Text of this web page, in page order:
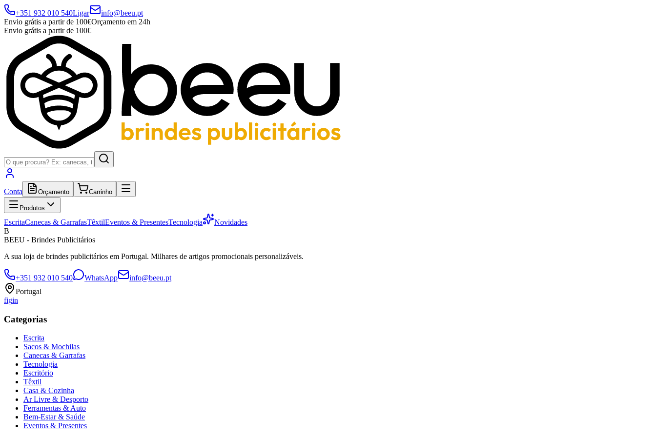
+351 932 010 540Ligar
info@beeu.pt
Envio grátis a partir de 100€Orçamento em 24h
Envio grátis a partir de 100€
Conta Orçamento Carrinho
Produtos
EscritaCanecas & GarrafasTêxtilEventos & PresentesTecnologia
Novidades
B
BEEU - Brindes Publicitários
A sua loja de brindes publicitários em Portugal. Milhares de artigos promocionais personalizáveis.
+351 932 010 540 WhatsApp
info@beeu.pt
Portugal
figin
Categorias
Escrita
Sacos & Mochilas
Canecas & Garrafas
Tecnologia
Escritório
Têxtil
Casa & Cozinha
Ar Livre & Desporto
Ferramentas & Auto
Bem-Estar & Saúde
Eventos & Presentes